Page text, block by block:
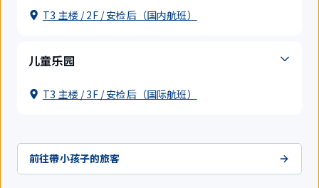
T3 主楼 / 2F / 安检后（国内航班）
儿童乐园
T3 主楼 / 3F / 安检后（国际航班）
前往帶小孩子的旅客